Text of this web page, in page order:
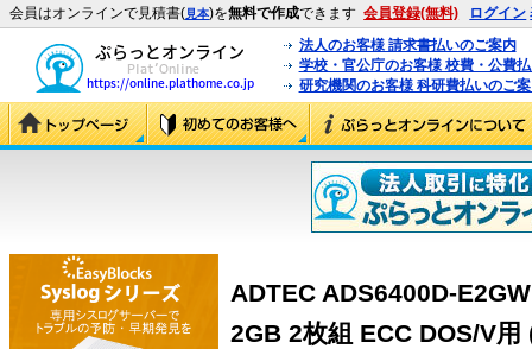
会員はオンラインで見積書(見本)を無料で作成できます 会員登録(無料) ログイン
法人のお客様 請求書払いのご案内
学校・官公庁のお客様 校費・公費
研究機関のお客様 科研費払いのご
ADTEC ADS6400D-
2GB 2枚組 ECC DOS/V